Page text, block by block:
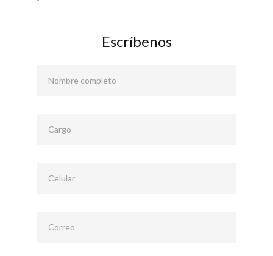
Escríbenos
Nombre completo
Cargo
Celular
Correo